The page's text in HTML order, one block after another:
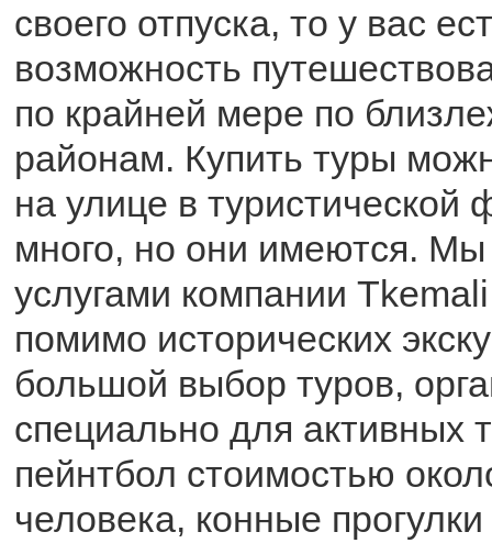
своего отпуска, то у вас
возможность
по крайней мере по
районам. Купить туры
на улице в туристической
много, но они имеются. Мы
услугами компании
помимо исторических
большой выбор туров,
специально для активных
пейнтбол стоимостью
человека, конные прогулки